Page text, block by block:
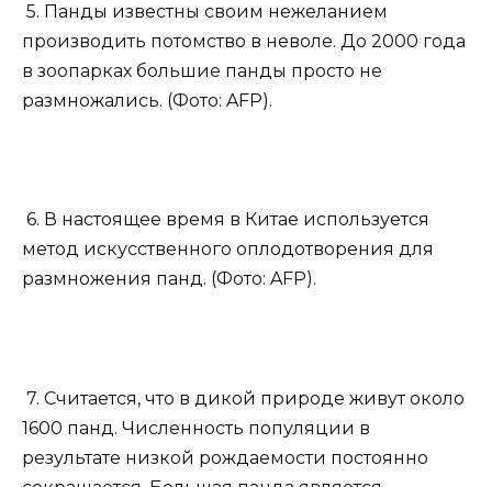
5. Панды известны своим нежеланием
производить потомство в неволе. До 2000 года
в зоопарках большие панды просто не
размножались. (Фото: AFP).
6. В настоящее время в Китае используется
метод искусственного оплодотворения для
размножения панд. (Фото: AFP).
7. Считается, что в дикой природе живут около
1600 панд. Численность популяции в
результате низкой рождаемости постоянно